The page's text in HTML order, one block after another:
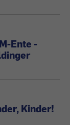
Ente -
Kinder!